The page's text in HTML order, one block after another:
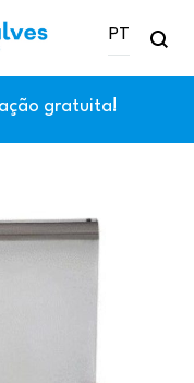
PT
PT
gratuita!